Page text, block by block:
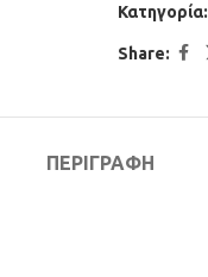
Κατηγορία:
Share:
ΠΕΡΙΓΡΑΦΉ